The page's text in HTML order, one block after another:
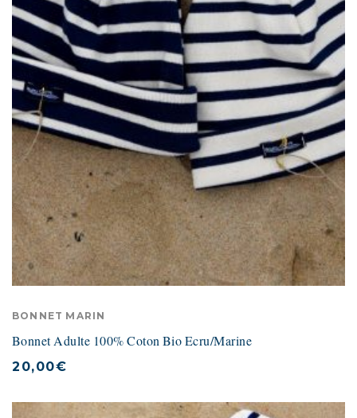
BONNET MARIN
Bonnet Adulte 100% Coton Bio Ecru/Marine
20,00€